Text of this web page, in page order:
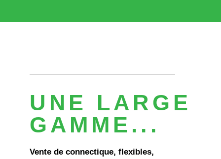
UNE LARGE
GAMME...
Vente de connectique, flexibles,